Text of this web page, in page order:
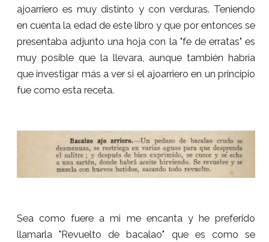
ajoarriero es muy distinto y con verduras. Teniendo
en cuenta la edad de este libro y que por entonces se
presentaba adjunto una hoja con la "fe de erratas" es
muy posible que la llevara, aunque también habría
que investigar más a ver si el ajoarriero en un principio
fue como esta receta.
Sea como fuere a mi me encanta y he preferido
llamarla "Revuelto de bacalao" que es como se